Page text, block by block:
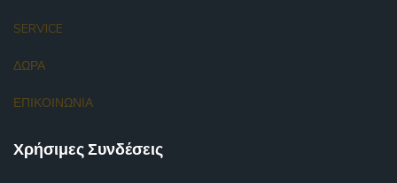
SERVICE
ΔΩΡΑ
ΕΠΙΚΟΙΝΩΝΙΑ
Χρήσιμες Συνδέσεις